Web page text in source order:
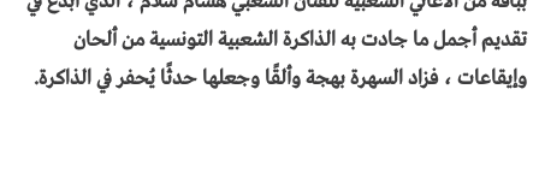
تقديم أجمل ما جادت به الذاكرة الشعبية التونسية من ألحان
وإيقاعات ، فزاد السهرة بهجة وألقًا وجعلها حدثًا يُحفر في الذاكرة.